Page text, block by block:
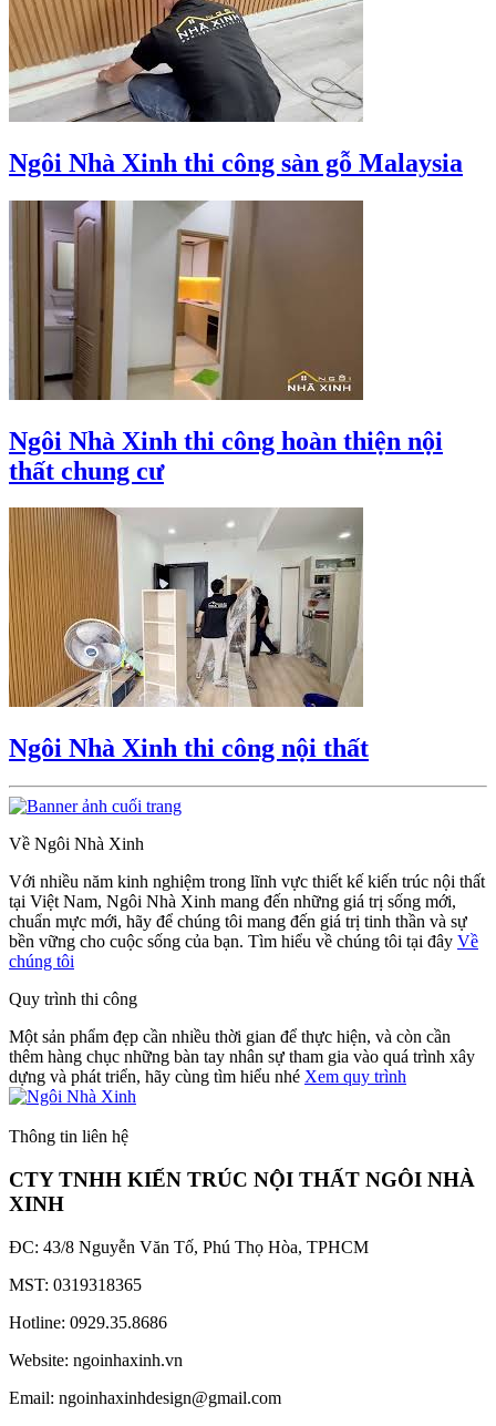
Ngôi Nhà Xinh thi công sàn gỗ Malaysia
Ngôi Nhà Xinh thi công hoàn thiện nội
thất chung cư
Ngôi Nhà Xinh thi công nội thất
Về Ngôi Nhà Xinh
Với nhiều năm kinh nghiệm trong lĩnh vực thiết kế kiến trúc nội thất
tại Việt Nam, Ngôi Nhà Xinh mang đến những giá trị sống mới,
chuẩn mực mới, hãy để chúng tôi mang đến giá trị tinh thần và sự
bền vững cho cuộc sống của bạn. Tìm hiểu về chúng tôi tại đây Về
chúng tôi
Quy trình thi công
Một sản phẩm đẹp cần nhiều thời gian để thực hiện, và còn cần
thêm hàng chục những bàn tay nhân sự tham gia vào quá trình xây
dựng và phát triển, hãy cùng tìm hiểu nhé Xem quy trình
Thông tin liên hệ
CTY TNHH KIẾN TRÚC NỘI THẤT NGÔI NHÀ
XINH
ĐC: 43/8 Nguyễn Văn Tố, Phú Thọ Hòa, TPHCM
MST: 0319318365
Hotline: 0929.35.8686
Website: ngoinhaxinh.vn
Email: ngoinhaxinhdesign@gmail.com